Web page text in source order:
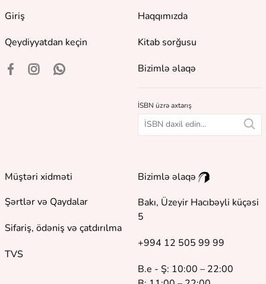
Giriş
Qeydiyyatdan keçin
Haqqımızda
Kitab sorğusu
Bizimlə əlaqə
İSBN üzrə axtarış
Müştəri xidməti
Şərtlər və Qaydalar
Sifariş, ödəniş və çatdırılma
TVS
Bizimlə əlaqə
Bakı, Üzeyir Hacıbəyli küçəsi
5
+994 12 505 99 99
B.e - Ş: 10:00 – 22:00